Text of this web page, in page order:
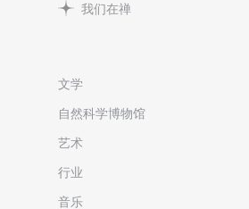
我们在禅
文学
自然科学博物馆
艺术
行业
音乐